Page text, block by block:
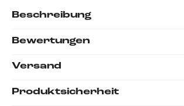
Beschreibung
Bewertungen
Versand
Produktsicherheit